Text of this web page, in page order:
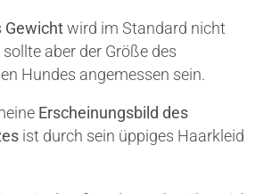
Gewichtwird im Standard nicht
aber der Größe des
Hundes angemessen sein.
Erscheinungsbild des
ist durch sein üppiges Haarkleid